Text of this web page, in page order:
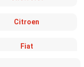
Citroen
Fiat